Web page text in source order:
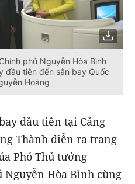
phủ Nguyễn Hòa Bình
đầu tiên đến sân bay Quốc
Hoàng
đầu tiên tại Cảng
Thành diễn ra trang
Phó Thủ tướng
Hòa Bình cùng